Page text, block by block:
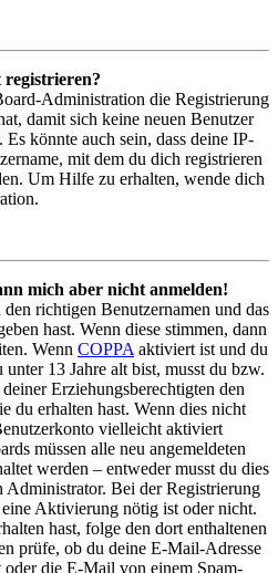
Administration die Registrierung
damit sich keine neuen Benutzer
könnte auch sein, dass deine IP-
mit dem du dich registrieren
Um Hilfe zu erhalten, wende dich
mich aber nicht anmelden!
richtigen Benutzernamen und das
hast. Wenn diese stimmen, dann
Wenn COPPA aktiviert ist und du
unter 13 Jahre alt bist, musst du bzw.
Erziehungsberechtigten den
du erhalten hast. Wenn dies nicht
vielleicht aktiviert
müssen alle neu angemeldeten
werden – entweder musst du dies
Administrator. Bei der Registrierung
Aktivierung nötig ist oder nicht.
hast, folge den dort enthaltenen
prüfe, ob du deine E-Mail-Adresse
oder die E-Mail von einem Spam-